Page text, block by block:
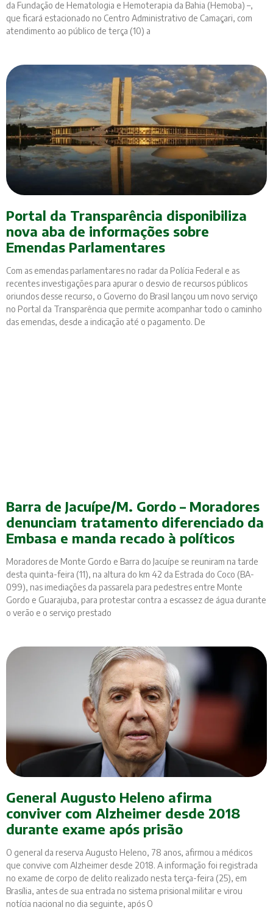
da Fundação de Hematologia e Hemoterapia da Bahia (Hemoba) –,
que ficará estacionado no Centro Administrativo de Camaçari, com
atendimento ao público de terça (10) a
Portal da Transparência disponibiliza
nova aba de informações sobre
Emendas Parlamentares
Com as emendas parlamentares no radar da Polícia Federal e as
recentes investigações para apurar o desvio de recursos públicos
oriundos desse recurso, o Governo do Brasil lançou um novo serviço
no Portal da Transparência que permite acompanhar todo o caminho
das emendas, desde a indicação até o pagamento. De
Barra de Jacuípe/M. Gordo – Moradores
denunciam tratamento diferenciado da
Embasa e manda recado à políticos
Moradores de Monte Gordo e Barra do Jacuípe se reuniram na tarde
desta quinta-feira (11), na altura do km 42 da Estrada do Coco (BA-
099), nas imediações da passarela para pedestres entre Monte
Gordo e Guarajuba, para protestar contra a escassez de água durante
o verão e o serviço prestado
General Augusto Heleno afirma
conviver com Alzheimer desde 2018
durante exame após prisão
O general da reserva Augusto Heleno, 78 anos, afirmou a médicos
que convive com Alzheimer desde 2018. A informação foi registrada
no exame de corpo de delito realizado nesta terça-feira (25), em
Brasília, antes de sua entrada no sistema prisional militar e virou
notícia nacional no dia seguinte, após O